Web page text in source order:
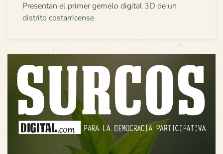
Presentan el primer gemelo digital 3D de un
distrito costarricense